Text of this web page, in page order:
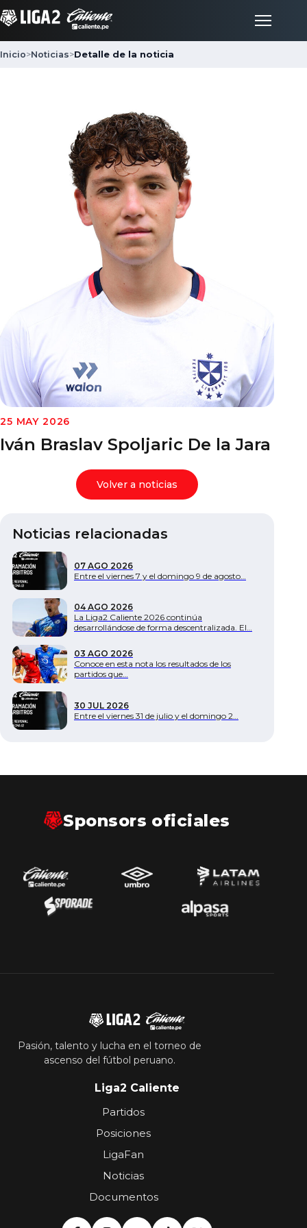
Posiciones
Documentos
Inicio>Noticias>Detalle de la noticia
25 MAY 2026
Iván Braslav Spoljaric De la Jara
Volver a noticias
Noticias relacionadas
07 AGO 2026
Entre el viernes 7 y el domingo 9 de agosto…
04 AGO 2026
La Liga2 Caliente 2026 continúa
desarrollándose de forma descentralizada. El…
03 AGO 2026
Conoce en esta nota los resultados de los
partidos que…
30 JUL 2026
Entre el viernes 31 de julio y el domingo 2…
Sponsors oficiales
Pasión, talento y lucha en el torneo de
ascenso del fútbol peruano.
Liga2 Caliente
Partidos
Posiciones
LigaFan
Noticias
Documentos